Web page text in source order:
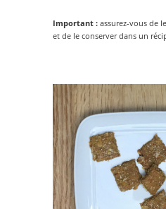
Important :assurez-vous de
et de le conserver dans un